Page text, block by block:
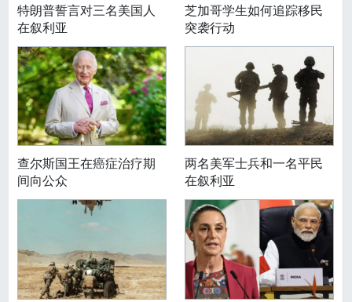
特朗普誓言对三名美国人
在叙利亚
芝加哥学生如何追踪移民
突袭行动
查尔斯国王在癌症治疗期
间向公众
两名美军士兵和一名平民
在叙利亚